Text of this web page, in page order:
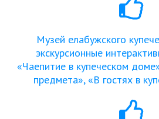
Музей елабужского
экскурсионные
«Чаепитие в купеческом
предмета», «В гостях в